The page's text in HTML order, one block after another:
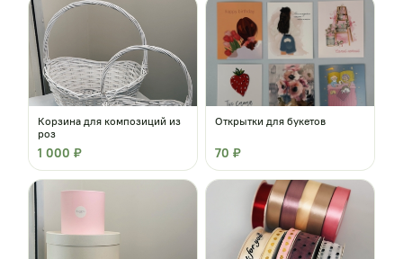
Корзина для композиций из
роз
1 000 ₽
Открытки для букетов
70 ₽